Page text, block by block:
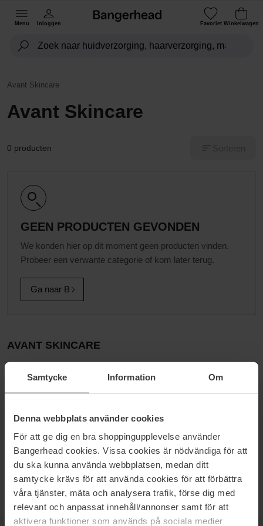
Samtycke Information Om
Denna webbplats använder cookies
För att ge dig en bra shoppingupplevelse använder
Bangerhead cookies. Vissa cookies är nödvändiga för att
du ska kunna använda webbplatsen, medan ditt
samtycke krävs för att använda cookies för att förbättra
våra tjänster, mäta och analysera trafik, förse dig med
relevant och anpassat innehåll/annonser samt för att
aktivera funktioner som används på sociala medier
Menu Inloggen Favoriet Winkelwagen
Avant Skincare
Avant Skincare
0 producten
GEEN PRODUCTEN GEVONDEN
We konden hier op dit moment geen producten vinden.
Probeer een verwante categorie of kom later terug.
Ga naar B
AVANT SKINCARE
Avant Avant is toegewijd aan het verkennen van de geschenken
van de natuur en het gebruik van geavanceerde
maken van producten zich die de huid niet alleen hydrateren, maar
brengen. Elk ingrediënt is gekozen vanwege zijn gezondheids en
schoonheidsvoordelen.
De ervaring is uitzonderlijk, de resultaten zijn echt.